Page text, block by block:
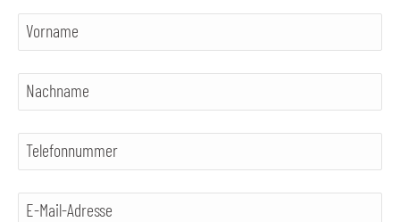
Vorname
Nachname
Telefonnummer
E-Mail-Adresse